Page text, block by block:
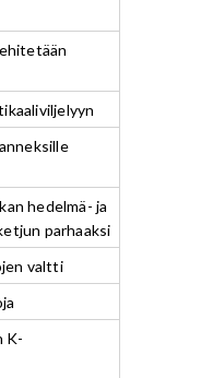
hedelmä- ja
parhaaksi
valtti
K-